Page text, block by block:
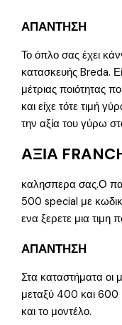
ΑΠΑΝΤΗΣΗ
Το όπλο σας έχει
κατασκευής Breda.
μέτριας ποιότητας
και είχε τότε τιμή
την αξία του γύρω
ΑΞΙΑ
καλησπερα σας.Ο
500 special με
ενα ξερετε μια
ΑΠΑΝΤΗΣΗ
Στα καταστήματα οι
μεταξύ 400 και
και το μοντέλο.